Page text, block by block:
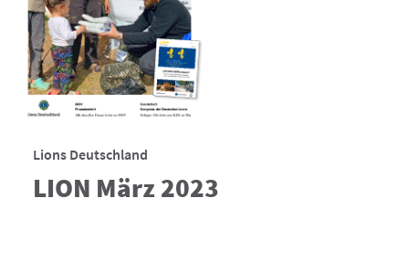
Lions Deutschland
LION März 2023